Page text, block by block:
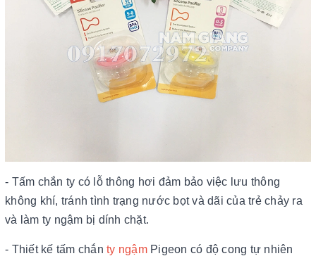
- Tấm chắn ty có lỗ thông hơi đảm bảo việc lưu thông
không khí, tránh tình trạng nước bọt và dãi của trẻ chảy ra
và làm ty ngậm bị dính chặt.
- Thiết kế tấm chắn ty ngậmPigeon có độ cong tự nhiên